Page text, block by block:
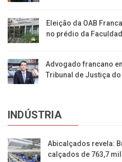
Eleição da OAB
no prédio da
Advogado francano
Tribunal de Justiça do
INDÚSTRIA
Abicalçados revela:
calçados de 763,7